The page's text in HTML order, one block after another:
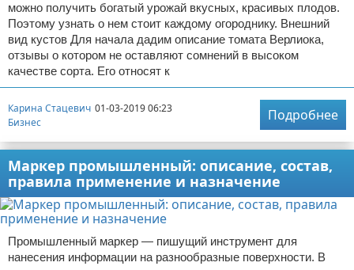
можно получить богатый урожай вкусных, красивых плодов.
Поэтому узнать о нем стоит каждому огороднику. Внешний
вид кустов Для начала дадим описание томата Верлиока,
отзывы о котором не оставляют сомнений в высоком
качестве сорта. Его относят к
Карина Стацевич 01-03-2019 06:23
Бизнес
Подробнее
Маркер промышленный: описание, состав,
правила применение и назначение
Промышленный маркер — пишущий инструмент для
нанесения информации на разнообразные поверхности. В